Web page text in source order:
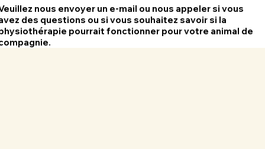
nous envoyer un e-mail ou nous appeler si vous
des questions ou si vous souhaitez savoir si la
pourrait fonctionner pour votre animal de